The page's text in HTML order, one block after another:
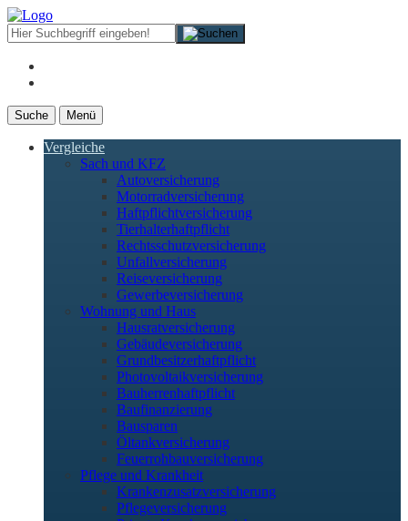
Suche Menü
Vergleiche
Sach und KFZ
Autoversicherung
Motorradversicherung
Haftpflichtversicherung
Tierhalterhaftpflicht
Rechtsschutzversicherung
Unfallversicherung
Reiseversicherung
Gewerbeversicherung
Wohnung und Haus
Hausratversicherung
Gebäudeversicherung
Grundbesitzerhaftpflicht
Photovoltaikversicherung
Bauherrenhaftpflicht
Baufinanzierung
Bausparen
Öltankversicherung
Feuerrohbauversicherung
Pflege und Krankheit
Krankenzusatzversicherung
Pflegeversicherung